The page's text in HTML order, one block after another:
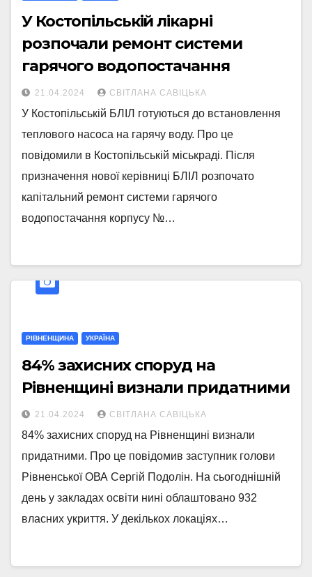
У Костопільській лікарні
розпочали ремонт системи
гарячого водопостачання
21.04.2024 СВІТЛАНА САВІЦЬКА
У Костопільській БЛІЛ готуються до встановлення
теплового насоса на гарячу воду. Про це
повідомили в Костопільській міськраді. Після
призначення нової керівниці БЛІЛ розпочато
капітальний ремонт системи гарячого
водопостачання корпусу №…
РІВНЕНЩИНА УКРАЇНА
84% захисних споруд на
Рівненщині визнали придатними
21.04.2024 СВІТЛАНА САВІЦЬКА
84% захисних споруд на Рівненщині визнали
придатними. Про це повідомив заступник голови
Рівненської ОВА Сергій Подолін. На сьогоднішній
день у закладах освіти нині облаштовано 932
власних укриття. У декількох локаціях…